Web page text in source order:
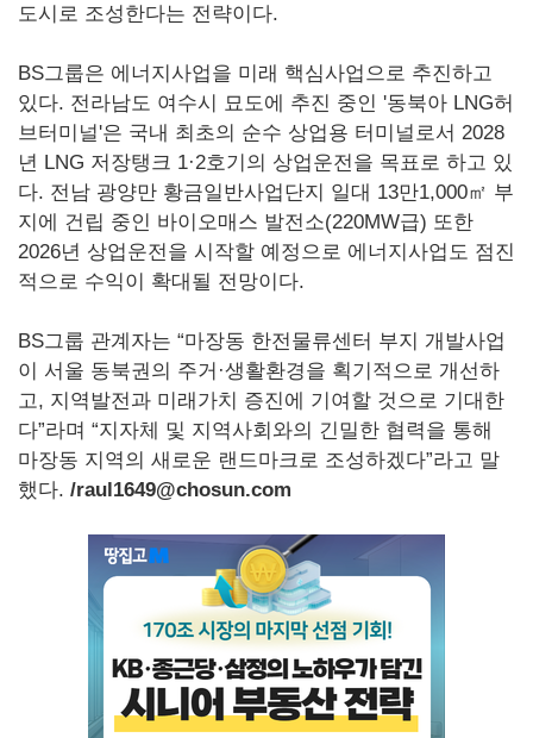
도시로 조성한다는 전략이다.
BS그룹은 에너지사업을 미래 핵심사업으로 추진하고
있다. 전라남도 여수시 묘도에 추진 중인 '동북아 LNG허
브터미널'은 국내 최초의 순수 상업용 터미널로서 2028
년 LNG 저장탱크 1·2호기의 상업운전을 목표로 하고 있
다. 전남 광양만 황금일반사업단지 일대 13만1,000㎡ 부
지에 건립 중인 바이오매스 발전소(220MW급) 또한
2026년 상업운전을 시작할 예정으로 에너지사업도 점진
적으로 수익이 확대될 전망이다.
BS그룹 관계자는 “마장동 한전물류센터 부지 개발사업
이 서울 동북권의 주거·생활환경을 획기적으로 개선하
고, 지역발전과 미래가치 증진에 기여할 것으로 기대한
다”라며 “지자체 및 지역사회와의 긴밀한 협력을 통해
마장동 지역의 새로운 랜드마크로 조성하겠다”라고 말
했다. /raul1649@chosun.com